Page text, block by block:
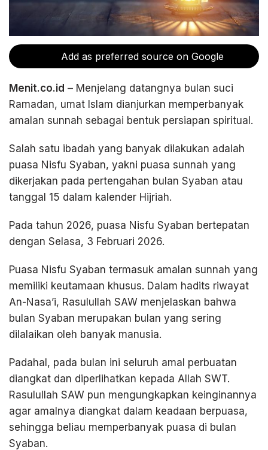
Add as preferred source on Google
Menit.co.id – Menjelang datangnya bulan suci
Ramadan, umat Islam dianjurkan memperbanyak
amalan sunnah sebagai bentuk persiapan spiritual.
Salah satu ibadah yang banyak dilakukan adalah
puasa Nisfu Syaban, yakni puasa sunnah yang
dikerjakan pada pertengahan bulan Syaban atau
tanggal 15 dalam kalender Hijriah.
Pada tahun 2026, puasa Nisfu Syaban bertepatan
dengan Selasa, 3 Februari 2026.
Puasa Nisfu Syaban termasuk amalan sunnah yang
memiliki keutamaan khusus. Dalam hadits riwayat
An-Nasa’i, Rasulullah SAW menjelaskan bahwa
bulan Syaban merupakan bulan yang sering
dilalaikan oleh banyak manusia.
Padahal, pada bulan ini seluruh amal perbuatan
diangkat dan diperlihatkan kepada Allah SWT.
Rasulullah SAW pun mengungkapkan keinginannya
agar amalnya diangkat dalam keadaan berpuasa,
sehingga beliau memperbanyak puasa di bulan
Syaban.